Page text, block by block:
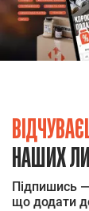
НАШИХ
Підпишись
що додати